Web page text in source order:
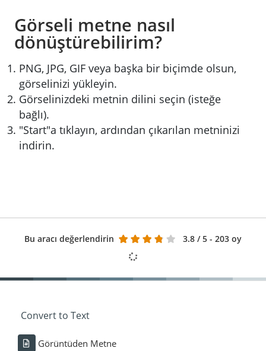
Görseli metne nasıl
dönüştürebilirim?
PNG, JPG, GIF veya başka bir biçimde olsun,
görselinizi yükleyin.
Görselinizdeki metnin dilini seçin (isteğe
bağlı).
"Start"a tıklayın, ardından çıkarılan metninizi
indirin.
Bu aracı değerlendirin 3.8 / 5 - 203 oy
Convert to Text
Görüntüden Metne